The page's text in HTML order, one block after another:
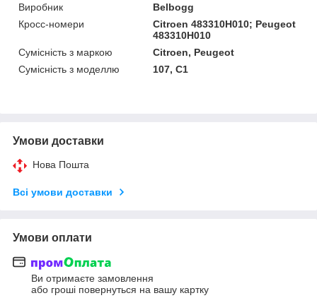
Виробник
Belbogg
Кросс-номери
Citroen 483310H010; Peugeot
483310H010
Сумісність з маркою
Citroen, Peugeot
Сумісність з моделлю
107, C1
Умови доставки
Нова Пошта
Всі умови доставки
Умови оплати
Ви отримаєте замовлення
або гроші повернуться на вашу картку